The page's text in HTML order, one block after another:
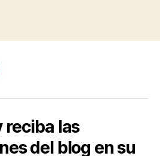
reciba las
del blog en su